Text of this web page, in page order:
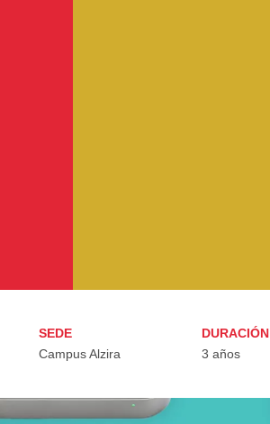
SEDE
Campus Alzira
DURACIÓN
3 años